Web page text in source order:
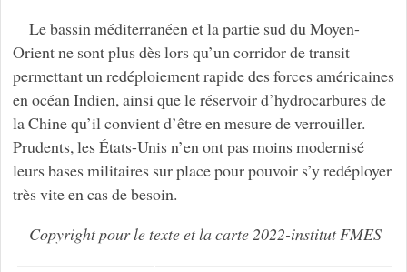
Le bassin méditerranéen et la partie sud du Moyen-
Orient ne sont plus dès lors qu’un corridor de transit
permettant un redéploiement rapide des forces américaines
en océan Indien, ainsi que le réservoir d’hydrocarbures de
la Chine qu’il convient d’être en mesure de verrouiller.
Prudents, les États-Unis n’en ont pas moins modernisé
leurs bases militaires sur place pour pouvoir s’y redéployer
très vite en cas de besoin.
Copyright pour le texte et la carte 2022-institut FMES